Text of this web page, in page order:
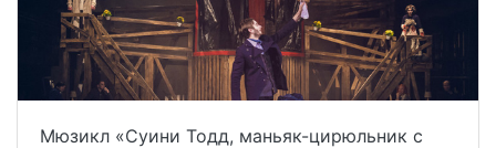
Мюзикл «Суини Тодд, маньяк-цирюльник с